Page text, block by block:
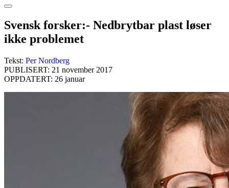
Svensk forsker:- Nedbrytbar plast løser
ikke problemet
Tekst: Per Nordberg
PUBLISERT: 21 november 2017
OPPDATERT: 26 januar